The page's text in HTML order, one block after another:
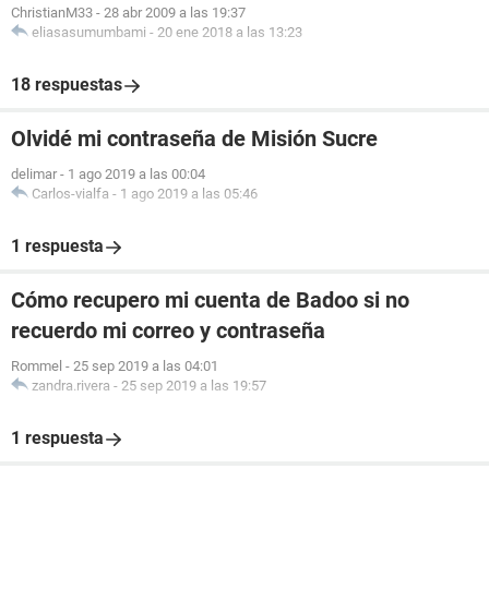
ChristianM33 - 28 abr 2009 a las 19:37
eliasasumumbami - 20 ene 2018 a las 13:23
18 respuestas
Olvidé mi contraseña de Misión Sucre
delimar - 1 ago 2019 a las 00:04
Carlos-vialfa - 1 ago 2019 a las 05:46
1 respuesta
Cómo recupero mi cuenta de Badoo si no
recuerdo mi correo y contraseña
Rommel - 25 sep 2019 a las 04:01
zandra.rivera - 25 sep 2019 a las 19:57
1 respuesta